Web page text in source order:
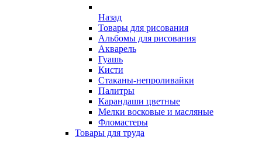
Назад
Товары для рисования
Альбомы для рисования
Акварель
Гуашь
Кисти
Стаканы-непроливайки
Палитры
Карандаши цветные
Мелки восковые и масляные
Фломастеры
Товары для труда